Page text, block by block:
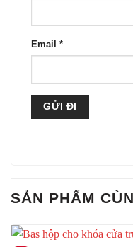
Email *
SẢN PHẨM